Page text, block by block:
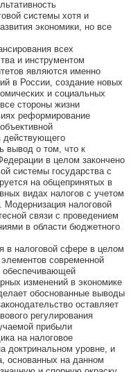
системы хотя и
экономики, но все
всех
и инструментом
являются именно
в России, создание новых
и социальных
стороны жизни
реформирование
действующего
вывод о том, что к
в целом закончено
системы государства с
на общепринятых в
видах налогов с учетом
Модернизация налоговой
связи с проведением
в области бюджетного
в налоговой сфере в целом
современной
обеспечивающей
изменений в экономике
обоснованные выводы
оставляет
регулирования
прибыли
на налоговое
доктринальном уровне, и
основанных на данном